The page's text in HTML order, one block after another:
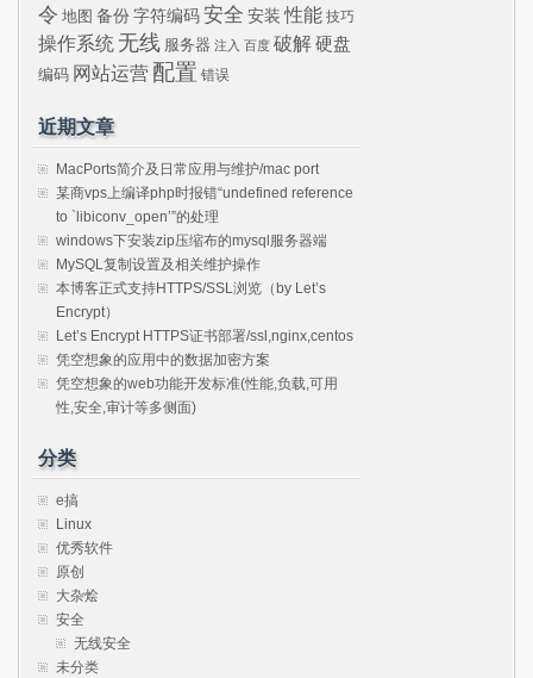
令 地图 备份 字符编码 安全 安装 性能 技巧
操作系统 无线 服务器 注入 百度 破解硬盘
编码 网站运营 配置 错误
近期文章
MacPorts简介及日常应用与维护/mac port
某商vps上编译php时报错“undefined reference
to `libiconv_open’”的处理
windows下安装zip压缩布的mysql服务器端
MySQL复制设置及相关维护操作
本博客正式支持HTTPS/SSL浏览（by Let’s
Encrypt）
Let’s Encrypt HTTPS证书部署/ssl,nginx,centos
凭空想象的应用中的数据加密方案
凭空想象的web功能开发标准(性能,负载,可用
性,安全,审计等多侧面)
分类
e搞
Linux
优秀软件
原创
大杂烩
安全
无线安全
未分类